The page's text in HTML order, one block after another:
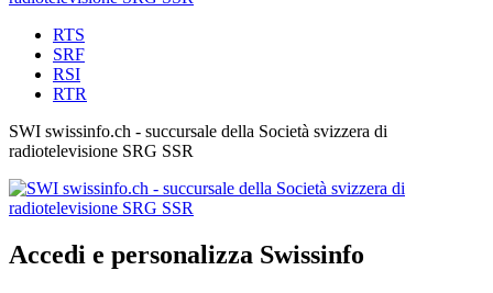
RTS
SRF
RSI
RTR
SWI swissinfo.ch - succursale della Società svizzera di
radiotelevisione SRG SSR
Accedi e personalizza Swissinfo